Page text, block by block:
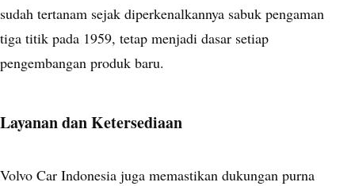
sudah tertanam sejak diperkenalkannya sabuk pengaman
tiga titik pada 1959, tetap menjadi dasar setiap
pengembangan produk baru.
Layanan dan Ketersediaan
Volvo Car Indonesia juga memastikan dukungan purna